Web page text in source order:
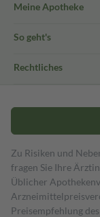
Meine Apotheke
So geht's
Rechtliches
Zu Risiken und
fragen Sie Ihre
Üblicher
Preisempfehlung